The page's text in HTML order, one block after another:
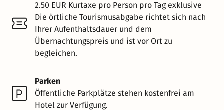
2.50 EUR Kurtaxe pro Person pro Tag exklusive
Die örtliche Tourismusabgabe richtet sich nach
Ihrer Aufenthaltsdauer und dem
Übernachtungspreis und ist vor Ort zu
begleichen.
Parken
Öffentliche Parkplätze stehen kostenfrei am
Hotel zur Verfügung.